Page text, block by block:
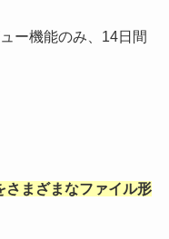
ー機能のみ、14日間
さまざまなファイル形